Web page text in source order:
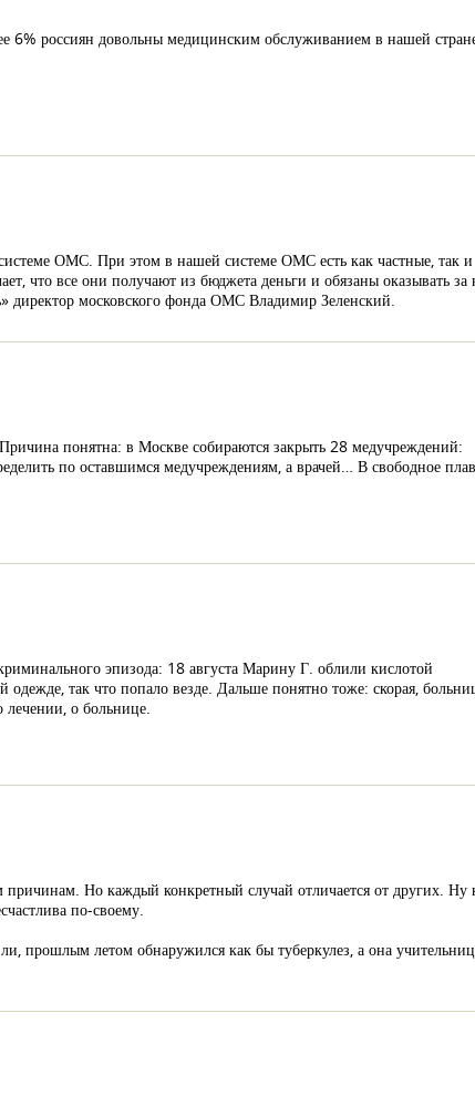
6% россиян довольны медицинским обслуживанием в нашей
ОМС. При этом в нашей системе ОМС есть как частные, так и
что все они получают из бюджета деньги и обязаны оказывать за
директор московского фонда ОМС Владимир Зеленский.
понятна: в Москве собираются закрыть 28 медучреждений:
по оставшимся медучреждениям, а врачей… В свободное
эпизода: 18 августа Марину Г. облили кислотой
так что попало везде. Дальше понятно тоже: скорая,
лечении, о больнице.
Но каждый конкретный случай отличается от других. Ну
по-своему.
прошлым летом обнаружился как бы туберкулез, а она